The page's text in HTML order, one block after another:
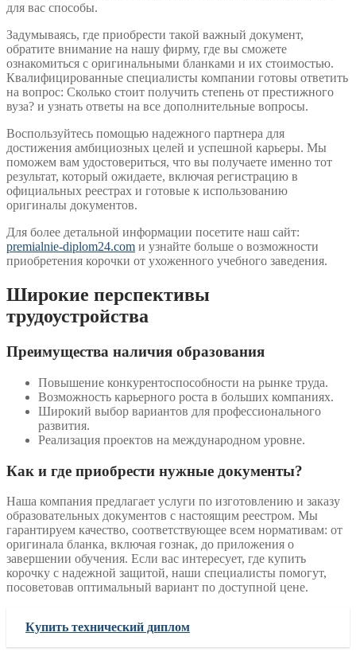
для вас способы.
Задумываясь, где приобрести такой важный документ,
обратите внимание на нашу фирму, где вы сможете
ознакомиться с оригинальными бланками и их стоимостью.
Квалифицированные специалисты компании готовы ответить
на вопрос: Сколько стоит получить степень от престижного
вуза? и узнать ответы на все дополнительные вопросы.
Воспользуйтесь помощью надежного партнера для
достижения амбициозных целей и успешной карьеры. Мы
поможем вам удостовериться, что вы получаете именно тот
результат, который ожидаете, включая регистрацию в
официальных реестрах и готовые к использованию
оригиналы документов.
Для более детальной информации посетите наш сайт:
premialnie-diplom24.com и узнайте больше о возможности
приобретения корочки от ухоженного учебного заведения.
Широкие перспективы
трудоустройства
Преимущества наличия образования
Повышение конкурентоспособности на рынке труда.
Возможность карьерного роста в больших компаниях.
Широкий выбор вариантов для профессионального
развития.
Реализация проектов на международном уровне.
Как и где приобрести нужные документы?
Наша компания предлагает услуги по изготовлению и заказу
образовательных документов с настоящим реестром. Мы
гарантируем качество, соответствующее всем нормативам: от
оригинала бланка, включая гознак, до приложения о
завершении обучения. Если вас интересует, где купить
корочку с надежной защитой, наши специалисты помогут,
посоветовав оптимальный вариант по доступной цене.
Купить технический диплом